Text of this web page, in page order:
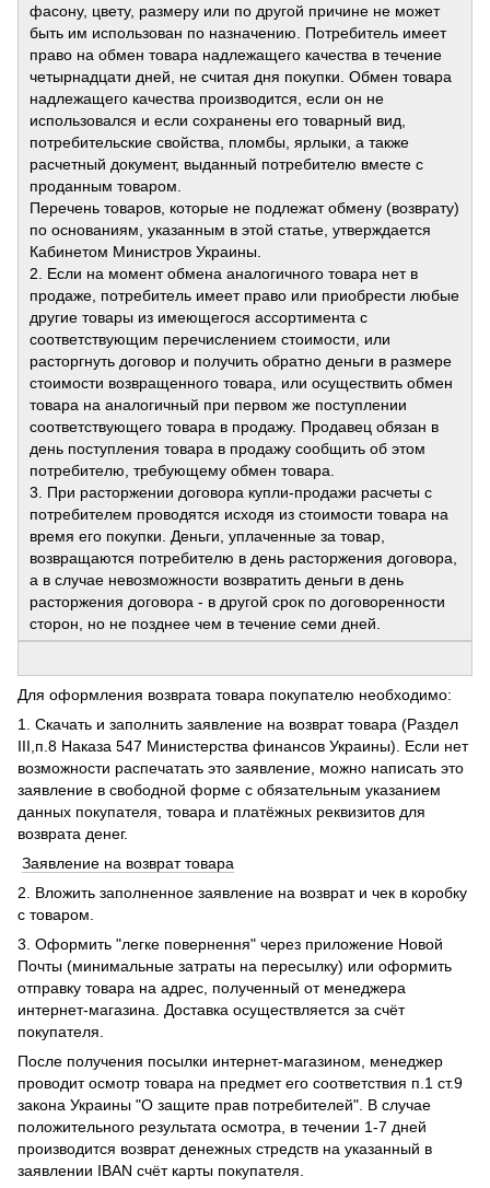
фасону, цвету, размеру или по другой причине не может
быть им использован по назначению. Потребитель имеет
право на обмен товара надлежащего качества в течение
четырнадцати дней, не считая дня покупки. Обмен товара
надлежащего качества производится, если он не
использовался и если сохранены его товарный вид,
потребительские свойства, пломбы, ярлыки, а также
расчетный документ, выданный потребителю вместе с
проданным товаром.
Перечень товаров, которые не подлежат обмену (возврату)
по основаниям, указанным в этой статье, утверждается
Кабинетом Министров Украины.
2. Если на момент обмена аналогичного товара нет в
продаже, потребитель имеет право или приобрести любые
другие товары из имеющегося ассортимента с
соответствующим перечислением стоимости, или
расторгнуть договор и получить обратно деньги в размере
стоимости возвращенного товара, или осуществить обмен
товара на аналогичный при первом же поступлении
соответствующего товара в продажу. Продавец обязан в
день поступления товара в продажу сообщить об этом
потребителю, требующему обмен товара.
3. При расторжении договора купли-продажи расчеты с
потребителем проводятся исходя из стоимости товара на
время его покупки. Деньги, уплаченные за товар,
возвращаются потребителю в день расторжения договора,
а в случае невозможности возвратить деньги в день
расторжения договора - в другой срок по договоренности
сторон, но не позднее чем в течение семи дней.
Для оформления возврата товара покупателю необходимо:
1. Скачать и заполнить заявление на возврат товара (Раздел
ІІІ,п.8 Наказа 547 Министерства финансов Украины). Если нет
возможности распечатать это заявление, можно написать это
заявление в свободной форме с обязательным указанием
данных покупателя, товара и платёжных реквизитов для
возврата денег.
Заявление на возврат товара
2. Вложить заполненное заявление на возврат и чек в коробку
с товаром.
3. Оформить "легке повернення" через приложение Новой
Почты (минимальные затраты на пересылку) или оформить
отправку товара на адрес, полученный от менеджера
интернет-магазина. Доставка осуществляется за счёт
покупателя.
После получения посылки интернет-магазином, менеджер
проводит осмотр товара на предмет его соответствия п.1 ст.9
закона Украины "О защите прав потребителей". В случае
положительного результата осмотра, в течении 1-7 дней
производится возврат денежных стредств на указанный в
заявлении IBAN счёт карты покупателя.